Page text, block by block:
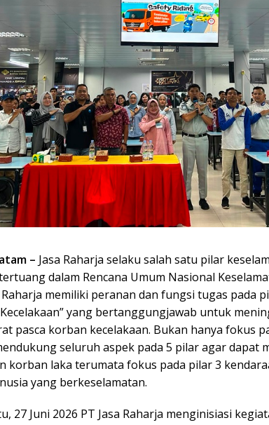
– Jasa Raharja selaku salah satu pilar
dalam Rencana Umum Nasional
Raharja memiliki peranan dan fungsi tugas pada
yang bertanggungjawab untuk
pasca korban kecelakaan. Bukan hanya fokus
seluruh aspek pada 5 pilar agar dapat
korban laka terumata fokus pada pilar 3
yang berkeselamatan.
27 Juni 2026 PT Jasa Raharja menginisiasi